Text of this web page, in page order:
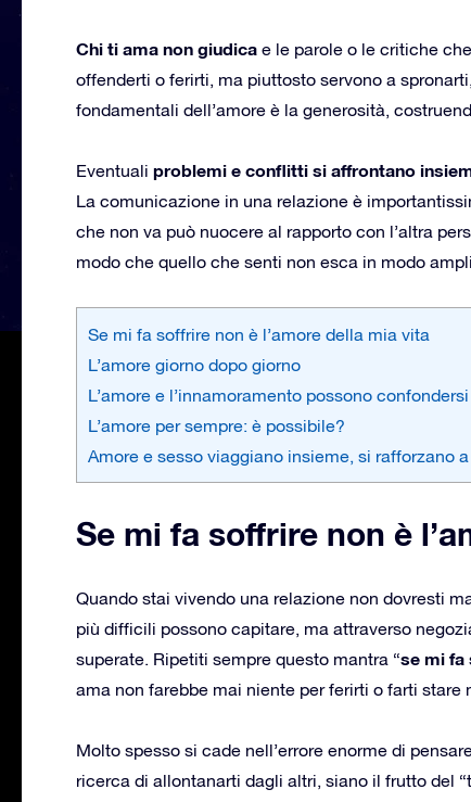
Chi ti ama non giudica e le parole o le critiche
offenderti o ferirti, ma piuttosto servono a
fondamentali dell’amore è la generosità,
Eventuali problemi e conflitti si affrontano
La comunicazione in una relazione è
che non va può nuocere al rapporto con l’altra
modo che quello che senti non esca in modo
Se mi fa soffrire non è l’amore della mia vita
L’amore giorno dopo giorno
L’amore e l’innamoramento possono confondersi
L’amore per sempre: è possibile?
Amore e sesso viaggiano insieme, si rafforzano
Se mi fa soffrire non è
Quando stai vivendo una relazione non dovresti
più difficili possono capitare, ma attraverso
superate. Ripetiti sempre questo mantra “se mi fa
ama non farebbe mai niente per ferirti o farti stare
Molto spesso si cade nell’errore enorme di
ricerca di allontanarti dagli altri, siano il frutto del